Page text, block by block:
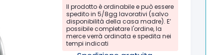
Il prodotto è ordinabile e può essere
spedito in 5/8gg lavorativi (salvo
disponibilità della casa madre). E’
possibile completare l'ordine, la
merce verrà ordinata e spedita nei
tempi indicati